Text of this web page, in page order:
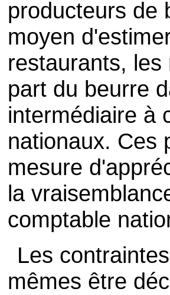
producteurs de
moyen
restaurants,
part du beurre
intermédiaire à
nationaux. Ces
mesure
la
comptable
Les
mêmes être